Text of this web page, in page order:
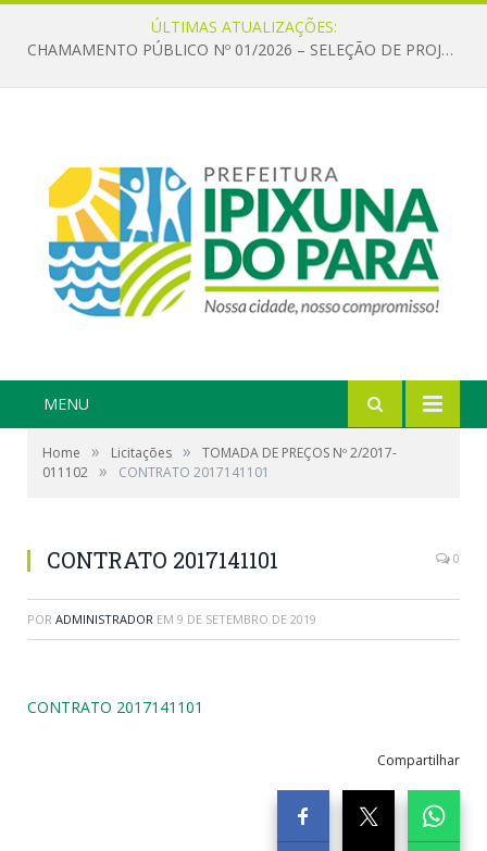
ÚLTIMAS ATUALIZAÇÕES:
CHAMAMENTO PÚBLICO Nº 01/2026 – SELEÇÃO DE PROJETOS PARA FIRMAR TERMO DE EXECUÇÃO CULTURAL COM RECURSOS DA POLÍTICA NACIONAL ALDIR BLANC DE FOMENTO À CULTURA – PNAB (LEI Nº 14.399/2022)
MENU
Home » Licitações »
TOMADA DE PREÇOS Nº 2/2017-
011102 » CONTRATO 2017141101
CONTRATO 2017141101 0
POR ADMINISTRADOR EM 9 DE SETEMBRO DE 2019
CONTRATO 2017141101
Compartilhar